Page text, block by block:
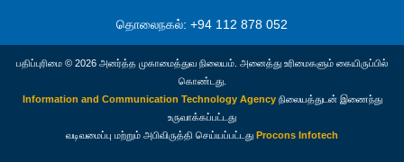
தொலைநகல்: +94 112 878 052
பதிப்புரிமை © 2026 அனர்த்த முகாமைத்துவ நிலையம். அனைத்து உரிமைகளும் கையிருப்பில்
கொண்டது.
Information and Communication Technology Agencyநிலையத்துடன் இணைந்து
உருவாக்கப்பட்டது
வடிவமைப்பு மற்றும் அபிவிருத்தி செய்யப்பட்டது Procons Infotech